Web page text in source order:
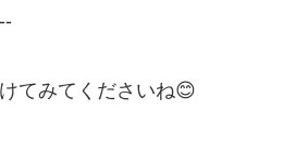
てみてくださいね😊